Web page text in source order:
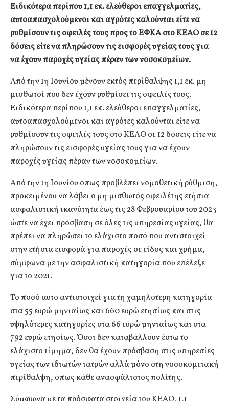
Ειδικότερα περίπου 1,1 εκ. ελεύθεροι επαγγελματίες,
αυτοαπασχολούμενοι και αγρότες καλούνται είτε να
ρυθμίσουν τις οφειλές τους προς το ΕΦΚΑ στο ΚΕΑΟ σε 12
δόσεις είτε να πληρώσουν τις εισφορές υγείας τους για
να έχουν παροχές υγείας πέραν των νοσοκομείων.
Από την 1η Ιουνίου μένουν εκτός περίθαλψης 1,1 εκ. μη
μισθωτοί που δεν έχουν ρυθμίσει τις οφειλές τους.
Ειδικότερα περίπου 1,1 εκ. ελεύθεροι επαγγελματίες,
αυτοαπασχολούμενοι και αγρότες καλούνται είτε να
ρυθμίσουν τις οφειλές τους στο ΚΕΑΟ σε 12 δόσεις είτε να
πληρώσουν τις εισφορές υγείας τους για να έχουν
παροχές υγείας πέραν των νοσοκομείων.
Από την 1η Ιουνίου όπως προβλέπει νομοθετική ρύθμιση,
προκειμένου να λάβει ο μη μισθωτός οφειλέτης ετήσια
ασφαλιστική ικανότητα έως τις 28 Φεβρουαρίου του 2023
ώστε να έχει πρόσβαση σε όλες τις υπηρεσίας υγείας, θα
πρέπει να πληρώσει το ελάχιστο ποσό που αντιστοιχεί
στην ετήσια εισφορά για παροχές σε είδος και χρήμα,
σύμφωνα με την ασφαλιστική κατηγορία που επέλεξε
για το 2021.
Το ποσό αυτό αντιστοιχεί για τη χαμηλότερη κατηγορία
στα 55 ευρώ μηνιαίως και 660 ευρώ ετησίως και στις
υψηλότερες κατηγορίες στα 66 ευρώ μηνιαίως και στα
792 ευρώ ετησίως. Όσοι δεν καταβάλλουν έστω το
ελάχιστο τίμημα, δεν θα έχουν πρόσβαση στις υπηρεσίες
υγείας των ιδιωτών ιατρών αλλά μόνο στη νοσοκομειακή
περίθαλψη, όπως κάθε ανασφάλιστος πολίτης.